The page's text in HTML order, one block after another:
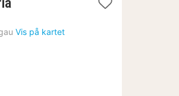
fra
Vis på kartet